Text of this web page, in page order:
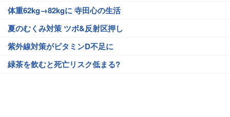
体重62kg→82kgに 寺田心の生活
夏のむくみ対策 ツボ&反射区押し
紫外線対策がビタミンD不足に
緑茶を飲むと死亡リスク低まる?